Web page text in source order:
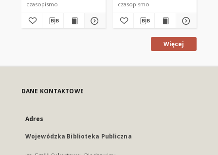
czasopismo czasopismo
Więcej
DANE KONTAKTOWE
Adres
Wojewódzka Biblioteka Publiczna